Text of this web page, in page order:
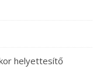
helyettesítő